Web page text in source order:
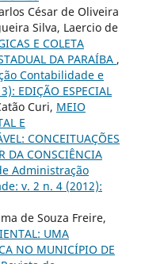
César de Oliveira
Silva, Laercio de
E COLETA
DA PARAÍBA ,
Contabilidade e
EDIÇÃO ESPECIAL
Curi, MEIO
E
CONCEITUAÇÕES
DA CONSCIÊNCIA
Administração
v. 2 n. 4 (2012):
de Souza Freire,
UMA
NO MUNICÍPIO DE